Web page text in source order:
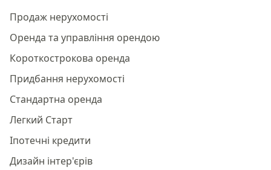
Продаж нерухомості
Оренда та управління орендою
Короткострокова оренда
Придбання нерухомості
Стандартна оренда
Легкий Старт
Іпотечні кредити
Дизайн інтер'єрів